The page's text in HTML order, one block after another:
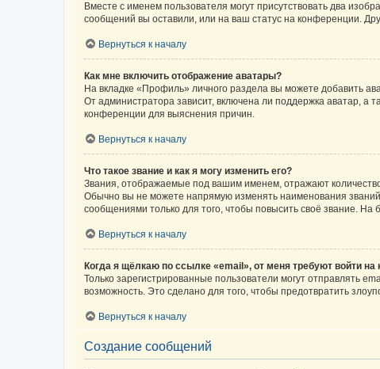
Вместе с именем пользователя могут присутствовать два
сообщений вы оставили, или на ваш статус на конференции.
Вернуться к началу
Как мне включить отображение аватары?
На вкладке «Профиль» личного раздела вы можете добавить
От администратора зависит, включена ли поддержка аватар, а
конференции для выяснения причин.
Вернуться к началу
Что такое звание и как я могу изменить его?
Звания, отображаемые под вашим именем, отражают
Обычно вы не можете напрямую изменять наименования
сообщениями только для того, чтобы повысить своё звание.
Вернуться к началу
Когда я щёлкаю по ссылке «email», от меня требуют войти
Только зарегистрированные пользователи могут отправлять
возможность. Это сделано для того, чтобы предотвратить
Вернуться к началу
Создание сообщений